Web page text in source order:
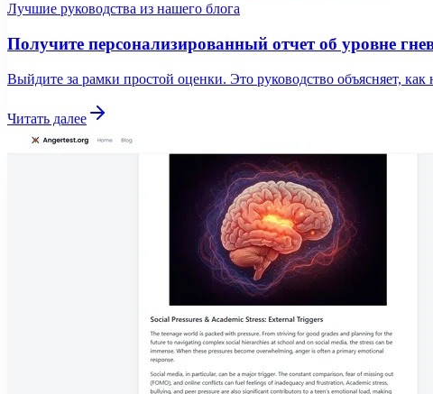
Лучшие руководства из нашего блога
Получите персонализированный отчет об уровне
Выйдите за рамки простой оценки. Это руководство объясняет,
Читать далее